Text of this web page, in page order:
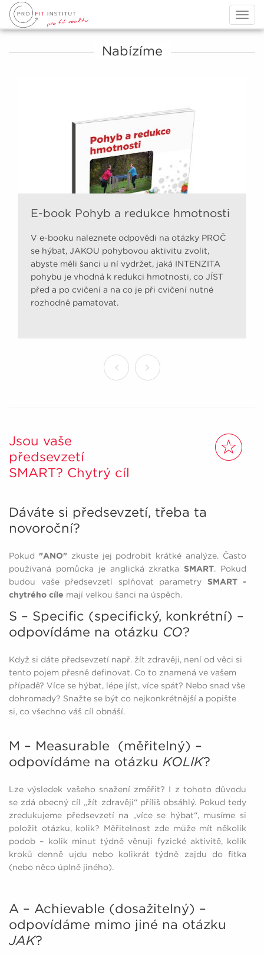
Nabízíme
E-book Pohyb a redukce hmotnosti
V e-booku naleznete odpovědi na otázky PROČ
se hýbat, JAKOU pohybovou aktivitu zvolit,
abyste měli šanci u ní vydržet, jaká INTENZITA
pohybu je vhodná k redukci hmotnosti, co JÍST
před a po cvičení a na co je při cvičení nutné
rozhodně pamatovat.
Jsou vaše
předsevzetí
SMART? Chytrý cíl
Dáváte si předsevzetí, třeba ta
novoroční?
Pokud "ANO"zkuste jej podrobit krátké analýze. Často
používaná pomůcka je anglická zkratkaSMART. Pokud
budou vaše předsevzetí splňovat parametry SMART -
chytrého cíle mají velkou šanci na úspěch.
S – Specific (specifický, konkrétní) –
odpovídáme na otázku CO?
Když si dáte předsevzetí např. žít zdravěji, není od věci si
tento pojem přesně definovat. Co to znamená ve vašem
případě? Více se hýbat, lépe jíst, více spát? Nebo snad vše
dohromady? Snažte se být co nejkonkrétnější a popište
si, co všechno váš cíl obnáší.
M – Measurable (měřitelný) –
odpovídáme na otázku KOLIK?
Lze výsledek vašeho snažení změřit? I z tohoto důvodu
se zdá obecný cíl „žít zdravěji“ příliš obsáhlý. Pokud tedy
zredukujeme předsevzetí na „více se hýbat“, musíme si
položit otázku, kolik? Měřitelnost zde může mít několik
podob – kolik minut týdně věnuji fyzické aktivitě, kolik
kroků denně ujdu nebo kolikrát týdně zajdu do fitka
(nebo něco úplně jiného).
A – Achievable (dosažitelný) –
odpovídáme mimo jiné na otázku
JAK?